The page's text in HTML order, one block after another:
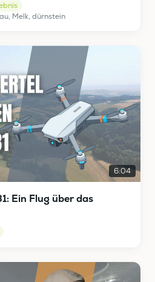
Melk, dürnstein
6:04
Ein Flug über das